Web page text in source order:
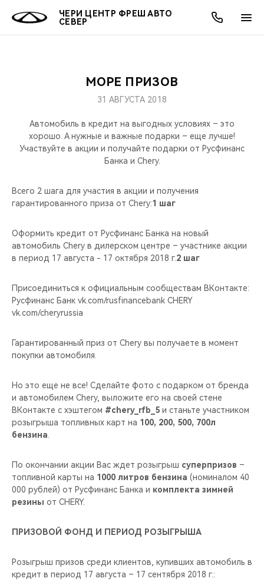
ЧЕРИ ЦЕНТР ФРЕШ АВТО
СЕВЕР
МОДЕЛИ
КРОССОВЕРЫ
СЕДАНЫ
ПОКУПАТЕЛЯМ
КРЕДИТ И СТРАХОВАНИЕ
ВЛАДЕЛЬЦАМ
ЗАПЧАСТИ И АКСЕССУАРЫ
CHERY CONNECT
МИР CHERY
О БРЕНДЕ
ЛЮДИ CHERY
БЛАГОТВОРИТЕЛЬНОСТЬ
CHERY REMOTE
CHERY И СПОРТ
ВИДЕООБЗОРЫ
CHERY ДЛЯ ДЕТЕЙ
АКЦИИ
ОНЛАЙН СЕРВИСЫ
КРЕДИТ
О КОМПАНИИ
МЫ В СОЦСЕТЯХ
МОРЕ ПРИЗОВ
31 АВГУСТА 2018
Автомобиль в кредит на выгодных условиях – это
хорошо. А нужные и важные подарки – еще лучше!
Участвуйте в акции и получайте подарки от Русфинанс
Банка и Chery.
Всего 2 шага для участия в акции и получения
гарантированного приза от Chery:1 шаг
Оформить кредит от Русфинанс Банка на новый
автомобиль Chery в дилерском центре – участнике акции
в период 17 августа - 17 октября 2018 г.2 шаг
Присоединиться к официальным сообществам ВКонтакте:
Русфинанс Банк vk.com/rusfinancebank CHERY
vk.com/cheryrussia
Гарантированный приз от Chery вы получаете в момент
покупки автомобиля.
Но это еще не все! Сделайте фото с подарком от бренда
и автомобилем Chery, выложите его на своей стене
ВКонтакте с хэштегом #chery_rfb_5 и станьте участником
розыгрыша топливных карт на 100, 200, 500, 700л
бензина
По окончании акции Вас ждет розыгрыш суперпризов –
топливной карты на 1000 литров бензина (номиналом 40
000 рублей) от Русфинанс Банка и комплекта зимней
резины от CHERY.
ПРИЗОВОЙ ФОНД И ПЕРИОД РОЗЫГРЫША
Розыгрыш призов среди клиентов, купивших автомобиль в
кредит в период 17 августа – 17 сентября 2018 г.: